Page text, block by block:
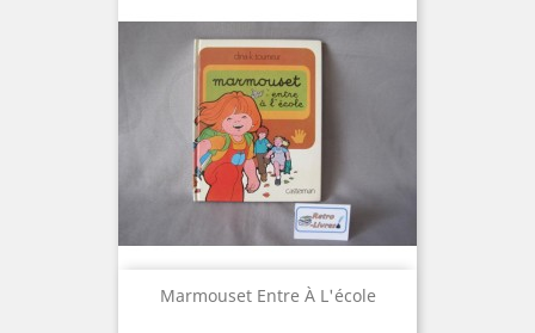
Marmouset Entre À L'école